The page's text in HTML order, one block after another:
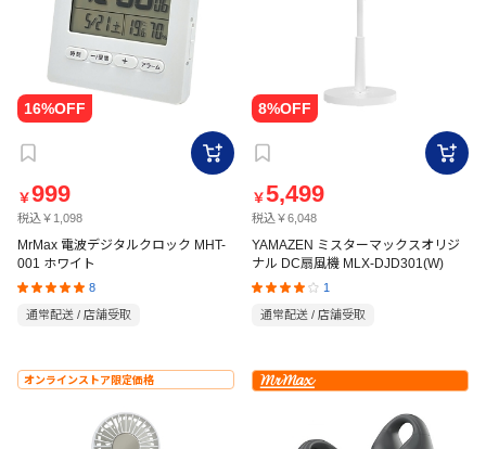
￥999
税込￥1,098
MrMax 電波デジタルクロック MHT-
001 ホワイト
8
通常配送 / 店舗受取
￥5,499
税込￥6,048
YAMAZEN ミスターマックスオリジ
ナル DC扇風機 MLX-DJD301(W)
1
通常配送 / 店舗受取
オンラインストア限定価格